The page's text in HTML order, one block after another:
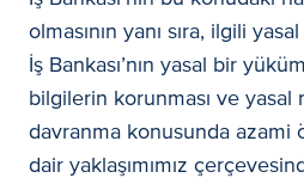
olmasının yanı sıra, ilgili
İş Bankası’nın yasal bir
bilgilerin korunması ve yasal
davranma konusunda azami
dair yaklaşımımız